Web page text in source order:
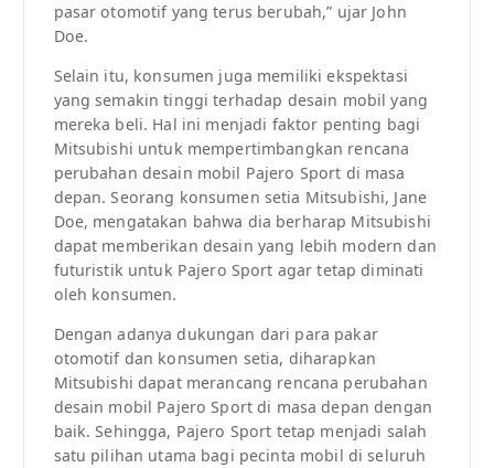
pasar otomotif yang terus berubah,” ujar John
Doe.
Selain itu, konsumen juga memiliki ekspektasi
yang semakin tinggi terhadap desain mobil yang
mereka beli. Hal ini menjadi faktor penting bagi
Mitsubishi untuk mempertimbangkan rencana
perubahan desain mobil Pajero Sport di masa
depan. Seorang konsumen setia Mitsubishi, Jane
Doe, mengatakan bahwa dia berharap Mitsubishi
dapat memberikan desain yang lebih modern dan
futuristik untuk Pajero Sport agar tetap diminati
oleh konsumen.
Dengan adanya dukungan dari para pakar
otomotif dan konsumen setia, diharapkan
Mitsubishi dapat merancang rencana perubahan
desain mobil Pajero Sport di masa depan dengan
baik. Sehingga, Pajero Sport tetap menjadi salah
satu pilihan utama bagi pecinta mobil di seluruh